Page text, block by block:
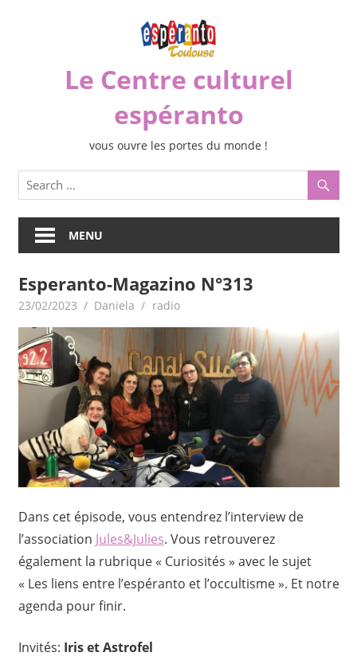
Le Centre culturel
espéranto
vous ouvre les portes du monde !
MENU
Esperanto-Magazino N°313
23/02/2023 Daniela radio
Dans cet épisode, vous entendrez l’interview de
l’association Jules&Julies. Vous retrouverez
également la rubrique « Curiosités » avec le sujet
« Les liens entre l’espéranto et l’occultisme ». Et notre
agenda pour finir.
Invités: Iris et Astrofel